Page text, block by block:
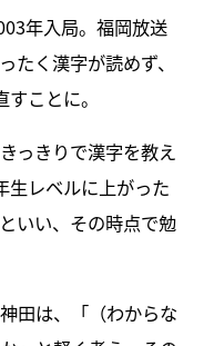
年入局。福岡放送
たく漢字が読めず、
ことに。
っきりで漢字を教え
生レベルに上がった
いい、その時点で勉
田は、「（わからな